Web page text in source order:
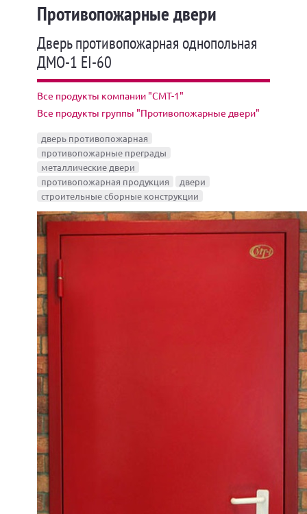
Противопожарные двери
Дверь противопожарная однопольная
ДМО-1 EI-60
Все продукты компании "СМТ-1"
Все продукты группы "Противопожарные двери"
дверь противопожарная
противопожарные преграды
металлические двери
противопожарная продукция
двери
строительные сборные конструкции